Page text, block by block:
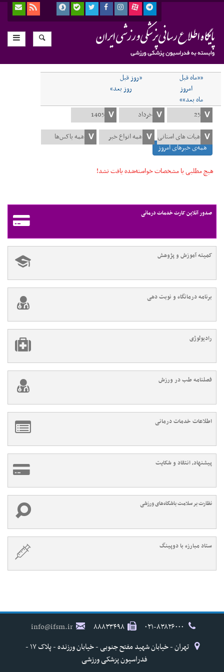
««ماه قبل
«روز قبل
امروز
روز بعد»
ماه بعد»»
همه‌ی خبرهای امروز
هیچ مطلبی با مشخصات خواسته‌شده یافت نشد!
صدور آنلاین کارت خدمات درمانی
کمیته آموزش و پژوهش
برنامه درمانگاه و نوبت دهی
رادیولوژی
فصلنامه طب در ورزش
اطلاعات خدمات درمانی
پیشنهاد، انتقاد و شکایت
نظارت بر سلامت باشگاه‌های ورزشی
ستاد مبارزه با دوپینگ
۸۸۸۳۳۴۹۸
info@ifsm.ir
تهران - خیابان شهید مفتح جنوبی - خیابان ورزنده - پلاک ۱۷ -
فدراسیون پزشکی ورزشی